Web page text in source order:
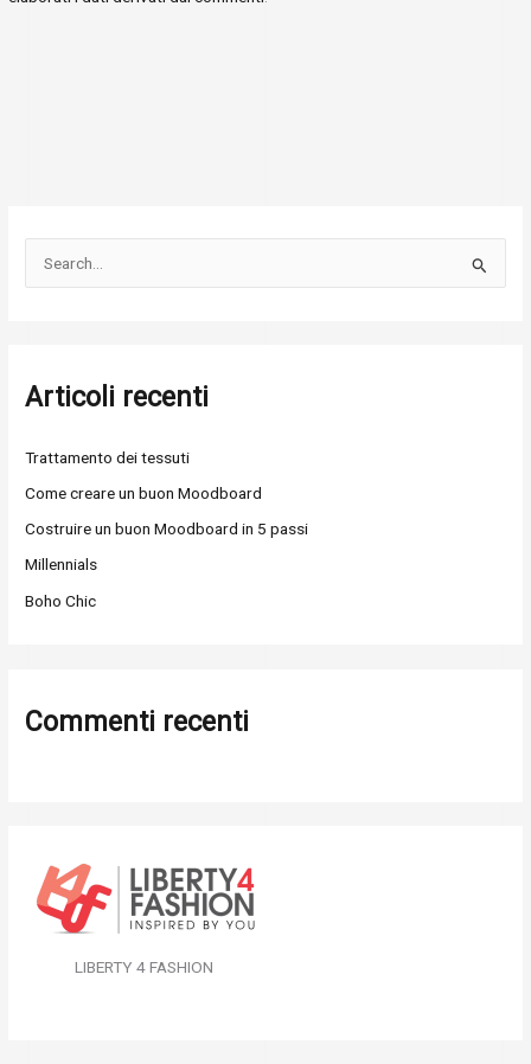
a
Articoli recenti
Trattamento dei tessuti
Come creare un buon Moodboard
Costruire un buon Moodboard in 5 passi
Millennials
Boho Chic
Commenti recenti
LIBERTY 4 FASHION